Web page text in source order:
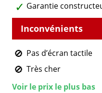
Garantie
Pas d’écran tactile
Très cher
Voir le prix le plus bas